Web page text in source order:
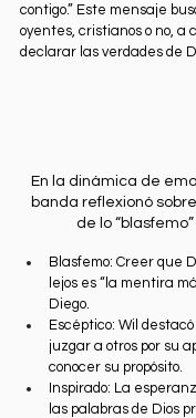
contigo.” Este mensaje
oyentes, cristianos o no, a
declarar las verdades de
En la dinámica de
banda reflexionó
de lo “blasfemo”
Blasfemo: Creer que
lejos es “la mentira
Diego.
Escéptico: Wil
juzgar a otros por su
conocer su propósito.
Inspirado: La
las palabras de Dios